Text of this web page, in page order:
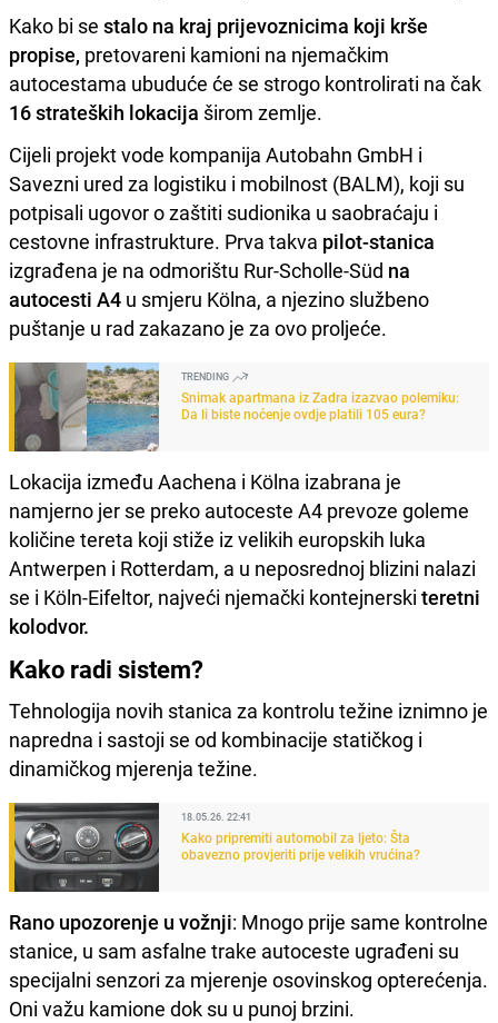
Kako bi se stalo na kraj prijevoznicima koji krše
propise, pretovareni kamioni na njemačkim
autocestama ubuduće će se strogo kontrolirati na čak
16 strateških lokacija širom zemlje.
Cijeli projekt vode kompanija Autobahn GmbH i
Savezni ured za logistiku i mobilnost (BALM), koji su
potpisali ugovor o zaštiti sudionika u saobraćaju i
cestovne infrastrukture. Prva takva pilot-stanica
izgrađena je na odmorištu Rur-Scholle-Süd na
autocesti A4 u smjeru Kölna, a njezino službeno
puštanje u rad zakazano je za ovo proljeće.
TRENDING
Snimak apartmana iz Zadra izazvao polemiku:
Da li biste noćenje ovdje platili 105 eura?
Lokacija između Aachena i Kölna izabrana je
namjerno jer se preko autoceste A4 prevoze goleme
količine tereta koji stiže iz velikih europskih luka
Antwerpen i Rotterdam, a u neposrednoj blizini nalazi
se i Köln-Eifeltor, najveći njemački kontejnerski teretni
kolodvor.
Kako radi sistem?
Tehnologija novih stanica za kontrolu težine iznimno je
napredna i sastoji se od kombinacije statičkog i
dinamičkog mjerenja težine.
18.05.26. 22:41
Kako pripremiti automobil za ljeto: Šta
obavezno provjeriti prije velikih vrućina?
Rano upozorenje u vožnji: Mnogo prije same kontrolne
stanice, u sam asfalne trake autoceste ugrađeni su
specijalni senzori za mjerenje osovinskog opterećenja.
Oni važu kamione dok su u punoj brzini.